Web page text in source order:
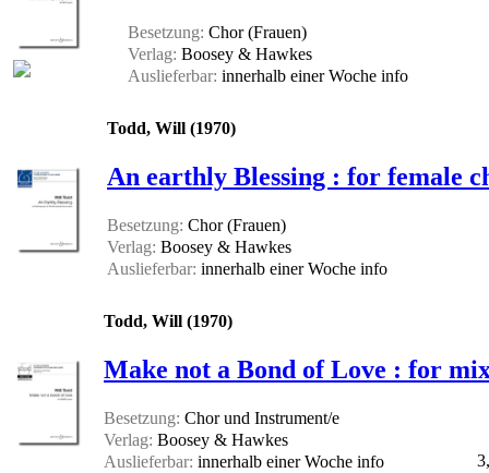
Besetzung: Chor (Frauen)
Verlag: Boosey & Hawkes
Auslieferbar: innerhalb einer Woche info
Todd, Will (1970)
An earthly Blessing : for female
Besetzung: Chor (Frauen)
Verlag: Boosey & Hawkes
Auslieferbar: innerhalb einer Woche info
Todd, Will (1970)
Make not a Bond of Love : for
Besetzung: Chor und Instrument/e
Verlag: Boosey & Hawkes
Auslieferbar: innerhalb einer Woche info